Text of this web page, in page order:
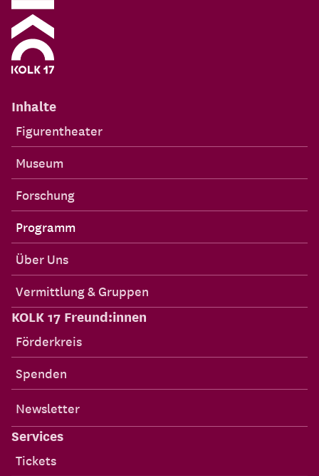
Inhalte
Figurentheater
Museum
Forschung
Programm
Über Uns
Vermittlung & Gruppen
KOLK 17 Freund:innen
Förderkreis
Spenden
Newsletter
Services
Tickets